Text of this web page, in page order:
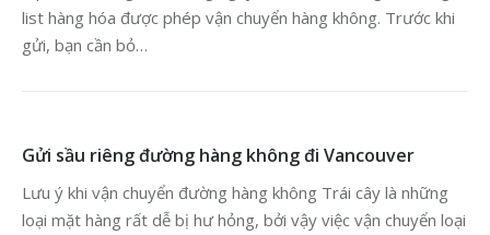
list hàng hóa được phép vận chuyển hàng không. Trước khi
gửi, bạn cần bỏ…
Gửi sầu riêng đường hàng không đi Vancouver
Lưu ý khi vận chuyển đường hàng không Trái cây là những
loại mặt hàng rất dễ bị hư hỏng, bởi vậy việc vận chuyển loại